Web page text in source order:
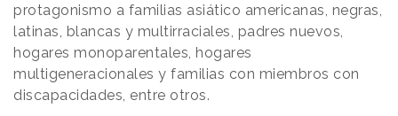
protagonismo a familias asiático americanas, negras,
latinas, blancas y multirraciales, padres nuevos,
hogares monoparentales, hogares
multigeneracionales y familias con miembros con
discapacidades, entre otros.